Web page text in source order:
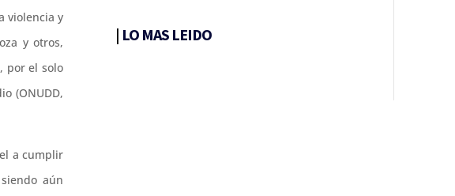
violencia y
y otros,
por el solo
(ONUDD,
a cumplir
aún
| LO MAS LEIDO